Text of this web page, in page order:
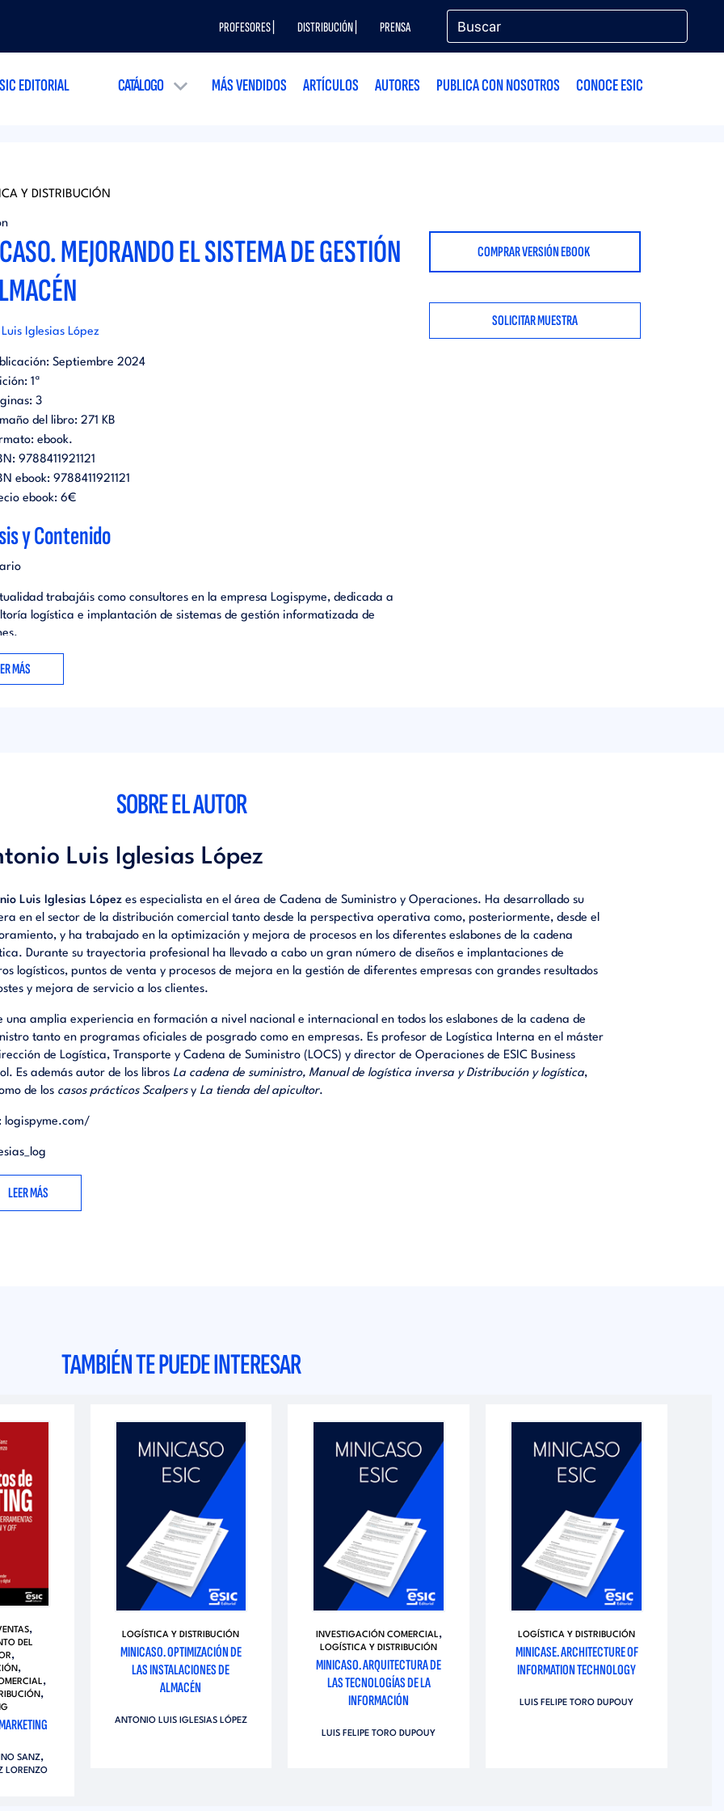
PROFESORES | DISTRIBUCIÓN | PRENSA
EDITORIAL CATÁLOGO MÁS VENDIDOS ARTÍCULOS AUTORES PUBLICA CON NOSOTROS CONOCE ESIC
Y DISTRIBUCIÓN
MEJORANDO EL SISTEMA DE GESTIÓN
Iglesias López
Septiembre 2024
1ª
3
del libro: 271 KB
ebook.
9788411921121
ebook: 9788411921121
ebook: 6€
y Contenido
trabajáis como consultores en la empresa Logispyme, dedicada a
logística e implantación de sistemas de gestión informatizada de
Distribuciones Iglesias, dedicada a la distribución de productos a
alimentación, os ha solicitado que realicéis una propuesta sobre las
MÁS
COMPRAR VERSIÓN EBOOK
SOLICITAR MUESTRA
SOBRE EL AUTOR
Luis Iglesias López
Luis Iglesias López es especialista en el área de Cadena de Suministro y Operaciones. Ha desarrollado su
en el sector de la distribución comercial tanto desde la perspectiva operativa como, posteriormente, desde el
y ha trabajado en la optimización y mejora de procesos en los diferentes eslabones de la cadena
Durante su trayectoria profesional ha llevado a cabo un gran número de diseños e implantaciones de
logísticos, puntos de venta y procesos de mejora en la gestión de diferentes empresas con grandes resultados
y mejora de servicio a los clientes.
una amplia experiencia en formación a nivel nacional e internacional en todos los eslabones de la cadena de
tanto en programas oficiales de posgrado como en empresas. Es profesor de Logística Interna en el máster
de Logística, Transporte y Cadena de Suministro (LOCS) y director de Operaciones de ESIC Business
Es además autor de los libros La cadena de suministro, Manual de logística inversa y Distribución y logística,
de los casos prácticos Scalpersy La tienda del apicultor.
logispyme.com/
LEER MÁS
TAMBIÉN TE PUEDE INTERESAR
,
DEL
,
,
,
,
SANZ,
LORENZO
LOGÍSTICA Y DISTRIBUCIÓN
MINICASO. OPTIMIZACIÓN DE
LAS INSTALACIONES DE
ALMACÉN
ANTONIO LUIS IGLESIAS LÓPEZ
INVESTIGACIÓN COMERCIAL,
LOGÍSTICA Y DISTRIBUCIÓN
MINICASO. ARQUITECTURA DE
LAS TECNOLOGÍAS DE LA
INFORMACIÓN
LUIS FELIPE TORO DUPOUY
LOGÍSTICA Y DISTRIBUCIÓN
MINICASE. ARCHITECTURE OF
INFORMATION TECHNOLOGY
LUIS FELIPE TORO DUPOUY